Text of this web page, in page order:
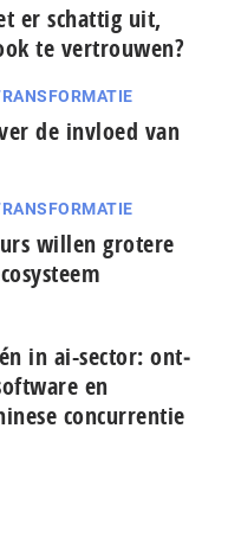
er schattig uit,
te vertrouwen?
de invloed van
willen grotere
in ai-sector: ont­
en
con­cur­ren­tie